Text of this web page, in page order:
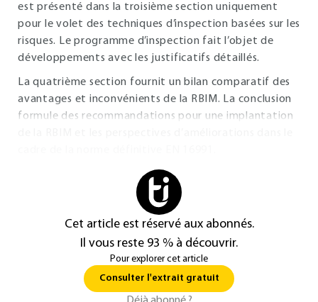
est présenté dans la troisième section uniquement
pour le volet des techniques d’inspection basées sur les
risques. Le programme d’inspection fait l’objet de
développements avec les justificatifs détaillés.
La quatrième section fournit un bilan comparatif des
avantages et inconvénients de la RBIM. La conclusion
formule des recommandations pour une implantation
Cet article est réservé aux abonnés.
Il vous reste 93 % à découvrir.
Pour explorer cet article
Consulter l'extrait gratuit